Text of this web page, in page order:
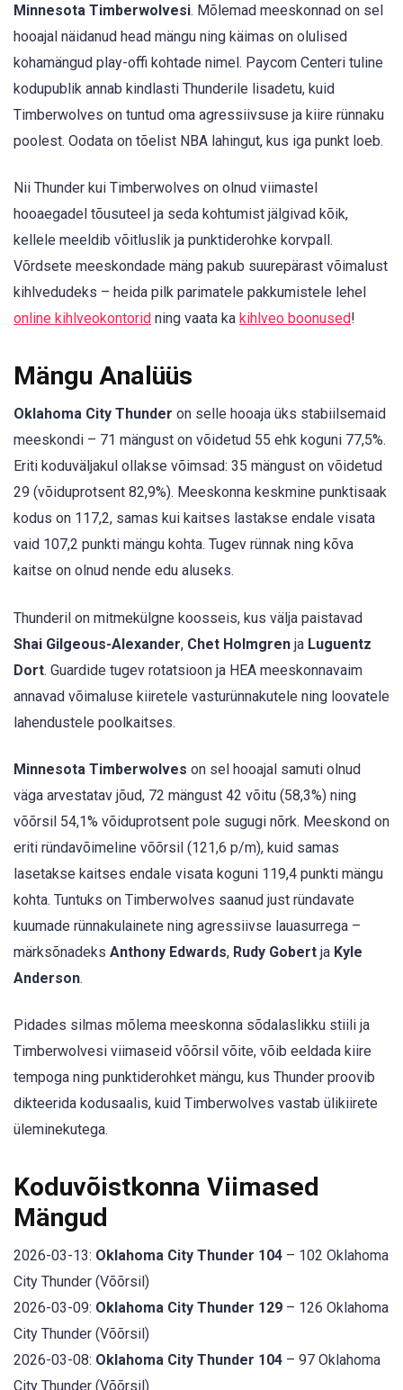
Minnesota Timberwolvesi. Mõlemad meeskonnad on sel
hooajal näidanud head mängu ning käimas on olulised
kohamängud play-offi kohtade nimel. Paycom Centeri tuline
kodupublik annab kindlasti Thunderile lisadetu, kuid
Timberwolves on tuntud oma agressiivsuse ja kiire rünnaku
poolest. Oodata on tõelist NBA lahingut, kus iga punkt loeb.
Nii Thunder kui Timberwolves on olnud viimastel
hooaegadel tõusuteel ja seda kohtumist jälgivad kõik,
kellele meeldib võitluslik ja punktiderohke korvpall.
Võrdsete meeskondade mäng pakub suurepärast võimalust
kihlvedudeks – heida pilk parimatele pakkumistele lehel
online kihlveokontorid ning vaata ka kihlveo boonused!
Mängu Analüüs
Oklahoma City Thunder on selle hooaja üks stabiilsemaid
meeskondi – 71 mängust on võidetud 55 ehk koguni 77,5%.
Eriti koduväljakul ollakse võimsad: 35 mängust on võidetud
29 (võiduprotsent 82,9%). Meeskonna keskmine punktisaak
kodus on 117,2, samas kui kaitses lastakse endale visata
vaid 107,2 punkti mängu kohta. Tugev rünnak ning kõva
kaitse on olnud nende edu aluseks.
Thunderil on mitmekülgne koosseis, kus välja paistavad
Shai Gilgeous-Alexander, Chet Holmgren ja Luguentz
Dort. Guardide tugev rotatsioon ja HEA meeskonnavaim
annavad võimaluse kiiretele vasturünnakutele ning loovatele
lahendustele poolkaitses.
Minnesota Timberwolves on sel hooajal samuti olnud
väga arvestatav jõud, 72 mängust 42 võitu (58,3%) ning
võõrsil 54,1% võiduprotsent pole sugugi nõrk. Meeskond on
eriti ründavõimeline võõrsil (121,6 p/m), kuid samas
lasetakse kaitses endale visata koguni 119,4 punkti mängu
kohta. Tuntuks on Timberwolves saanud just ründavate
kuumade rünnakulainete ning agressiivse lauasurrega –
märksõnadeks Anthony Edwards, Rudy Gobert ja Kyle
Anderson.
Pidades silmas mõlema meeskonna sõdalaslikku stiili ja
Timberwolvesi viimaseid võõrsil võite, võib eeldada kiire
tempoga ning punktiderohket mängu, kus Thunder proovib
dikteerida kodusaalis, kuid Timberwolves vastab ülikiirete
üleminekutega.
Koduvõistkonna Viimased
Mängud
2026-03-13: Oklahoma City Thunder 104 – 102 Oklahoma
City Thunder (Võõrsil)
2026-03-09: Oklahoma City Thunder 129 – 126 Oklahoma
City Thunder (Võõrsil)
2026-03-08: Oklahoma City Thunder 104 – 97 Oklahoma
City Thunder (Võõrsil)